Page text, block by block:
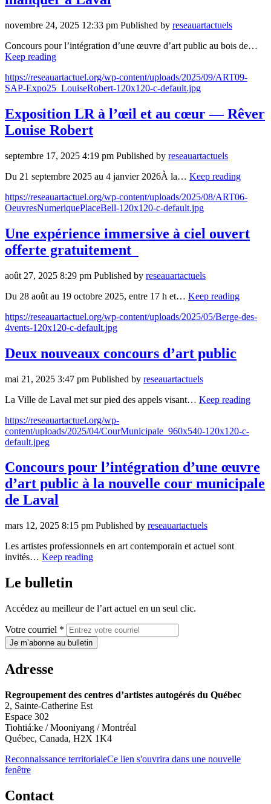
novembre 24, 2025 12:33 pm Published by reseauartactuels
Concours pour l’intégration d’une œuvre d’art public au bois de…
Keep reading
https://reseauartactuel.org/wp-content/uploads/2025/09/ART09-
SAP-Expo25_LouiseRobert-120x120-c-default.jpg
Exposition LR à l’œil et au cœur — Rêver
Louise Robert
septembre 17, 2025 4:19 pm Published by reseauartactuels
Du 21 septembre 2025 au 4 janvier 2026À la… Keep reading
https://reseauartactuel.org/wp-content/uploads/2025/08/ART06-
OeuvresNumeriquePlaceBell-120x120-c-default.jpg
Une expérience immersive à ciel ouvert
offerte gratuitement
août 27, 2025 8:29 pm Published by reseauartactuels
Du 28 août au 19 octobre 2025, entre 17 h et… Keep reading
https://reseauartactuel.org/wp-content/uploads/2025/05/Berge-des-
4vents-120x120-c-default.jpg
Deux nouveaux concours d’art public
mai 21, 2025 3:47 pm Published by reseauartactuels
La Ville de Laval met sur pied des appels visant… Keep reading
https://reseauartactuel.org/wp-
content/uploads/2025/04/CourMunicipale_960x540-120x120-c-
default.jpeg
Concours pour l’intégration d’une œuvre
d’art public à la nouvelle cour municipale
de Laval
mars 12, 2025 8:15 pm Published by reseauartactuels
Les artistes professionnels en art contemporain et actuel sont
invités… Keep reading
Le bulletin
Accédez au meilleur de l’art actuel en un seul clic.
Votre courriel *
Je m’abonne au bulletin
Adresse
Regroupement des centres d’artistes autogérés du Québec
2, Sainte-Catherine Est
Espace 302
Tiohtiá:ke / Mooniyang / Montréal
Québec, Canada, H2X 1K4
Reconnaissance territorialeCe lien s'ouvrira dans une nouvelle
fenêtre
Contact